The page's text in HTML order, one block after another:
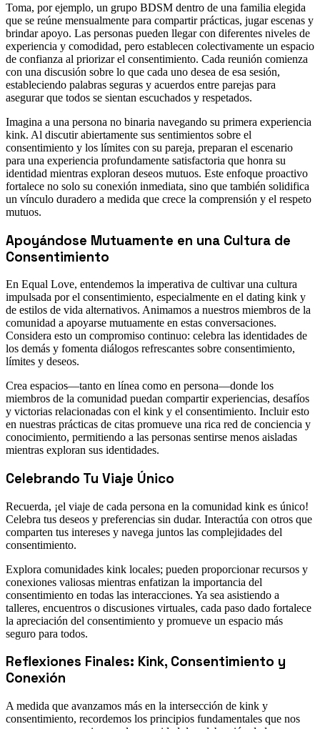
Toma, por ejemplo, un grupo BDSM dentro de una familia elegida
que se reúne mensualmente para compartir prácticas, jugar escenas y
brindar apoyo. Las personas pueden llegar con diferentes niveles de
experiencia y comodidad, pero establecen colectivamente un espacio
de confianza al priorizar el consentimiento. Cada reunión comienza
con una discusión sobre lo que cada uno desea de esa sesión,
estableciendo palabras seguras y acuerdos entre parejas para
asegurar que todos se sientan escuchados y respetados.
Imagina a una persona no binaria navegando su primera experiencia
kink. Al discutir abiertamente sus sentimientos sobre el
consentimiento y los límites con su pareja, preparan el escenario
para una experiencia profundamente satisfactoria que honra su
identidad mientras exploran deseos mutuos. Este enfoque proactivo
fortalece no solo su conexión inmediata, sino que también solidifica
un vínculo duradero a medida que crece la comprensión y el respeto
mutuos.
Apoyándose Mutuamente en una Cultura de
Consentimiento
En Equal Love, entendemos la imperativa de cultivar una cultura
impulsada por el consentimiento, especialmente en el dating kink y
de estilos de vida alternativos. Animamos a nuestros miembros de la
comunidad a apoyarse mutuamente en estas conversaciones.
Considera esto un compromiso continuo: celebra las identidades de
los demás y fomenta diálogos refrescantes sobre consentimiento,
límites y deseos.
Crea espacios—tanto en línea como en persona—donde los
miembros de la comunidad puedan compartir experiencias, desafíos
y victorias relacionadas con el kink y el consentimiento. Incluir esto
en nuestras prácticas de citas promueve una rica red de conciencia y
conocimiento, permitiendo a las personas sentirse menos aisladas
mientras exploran sus identidades.
Celebrando Tu Viaje Único
Recuerda, ¡el viaje de cada persona en la comunidad kink es único!
Celebra tus deseos y preferencias sin dudar. Interactúa con otros que
comparten tus intereses y navega juntos las complejidades del
consentimiento.
Explora comunidades kink locales; pueden proporcionar recursos y
conexiones valiosas mientras enfatizan la importancia del
consentimiento en todas las interacciones. Ya sea asistiendo a
talleres, encuentros o discusiones virtuales, cada paso dado fortalece
la apreciación del consentimiento y promueve un espacio más
seguro para todos.
Reflexiones Finales: Kink, Consentimiento y
Conexión
A medida que avanzamos más en la intersección de kink y
consentimiento, recordemos los principios fundamentales que nos